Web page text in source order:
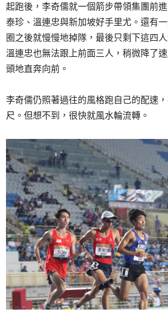
起跑後，李奇儒就一個箭步帶領集團前
泰珍、溫連忠與新加坡好手里尤。還有
圈之後就慢慢地掉隊，最後只剩下這四
溫連忠也無法跟上前面三人，稍微降了
頭地直奔向前。
李奇儒仍照著過往的風格跑自己的配速
尺。但想不到，很快就風水輪流轉。